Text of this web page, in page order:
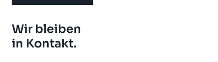
Wir bleiben
in Kontakt.